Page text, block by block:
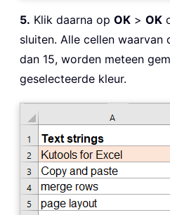
5. Klik daarna op OK > OK
sluiten. Alle cellen
dan 15, worden meteen
geselecteerde kleur.